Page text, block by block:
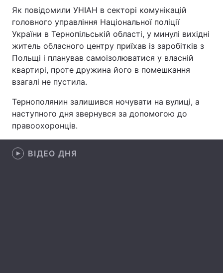
Економіка Світ
Спорт Наука
Техно і зв'язок Лайт
Зброя Інциденти
Цікавинки Погода
Екологія Регіони
Як повідомили УНІАН в секторі комунікацій
головного управління Національної поліції
України в Тернопільській області, у минулі вихідні
житель обласного центру приїхав із заробітків з
Польщі і планував самоізолюватися у власній
квартирі, проте дружина його в помешкання
взагалі не пустила.
Тернополянин залишився ночувати на вулиці, а
наступного дня звернувся за допомогою до
правоохоронців.
ВІДЕО ДНЯ